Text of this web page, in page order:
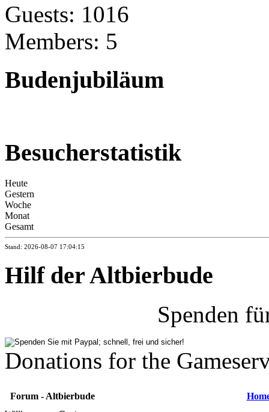
Guests: 1016
Members: 5
Budenjubiläum
Besucherstatistik
Heute
Gestern
Woche
Monat
Gesamt
Stand: 2026-08-07 17:04:15
Hilf der Altbierbude
Spenden
Donations for the
Forum - Altbierbude